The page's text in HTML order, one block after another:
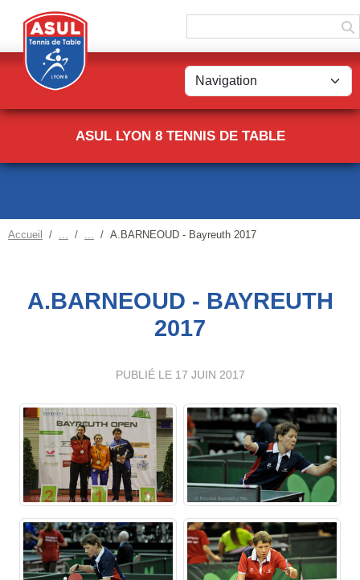
ASUL LYON 8 TENNIS DE TABLE
Accueil A.BARNEOUD - Bayreuth 2017
A.BARNEOUD - BAYREUTH
2017
PUBLIÉ LE 17 JUIN 2017
Panneau de gestion des cookies